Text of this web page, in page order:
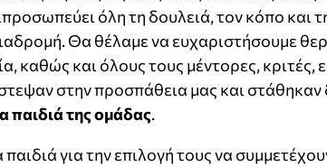
όλη τη δουλειά, τον κόπο και
Θα θέλαμε να ευχαριστήσουμε
καθώς και όλους τους μέντορες, κριτές,
στην προσπάθεια μας και στάθηκαν
παιδιάτης ομάδας.
παιδιάγια την επιλογή τους να